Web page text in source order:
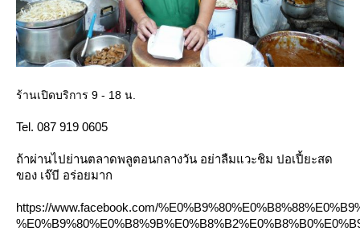
ร้านเปิดบริการ 9 - 18 น.
Tel. 087 919 0605
ถ้าผ่านไปย่านตลาดพลูตอนกลางวัน อย่าลืมแวะชิม ปอเปี้ยะสด
ของ เจ๊บี อร่อยมาก
https://www.facebook.com/